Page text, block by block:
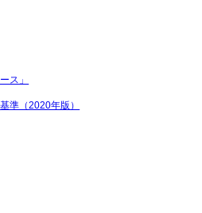
ス」
準（2020年版）